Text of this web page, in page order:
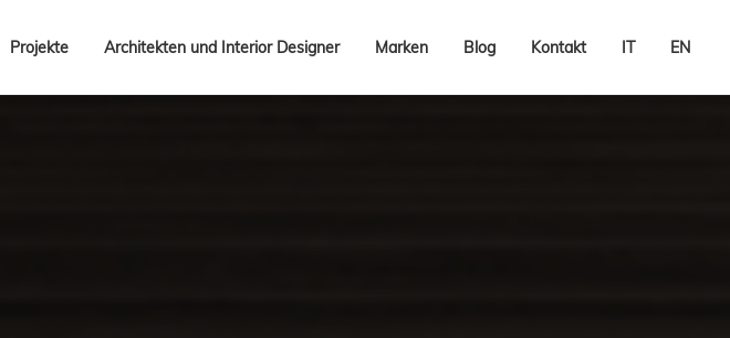
Projekte Architekten und Interior Designer Marken Blog Kontakt IT EN